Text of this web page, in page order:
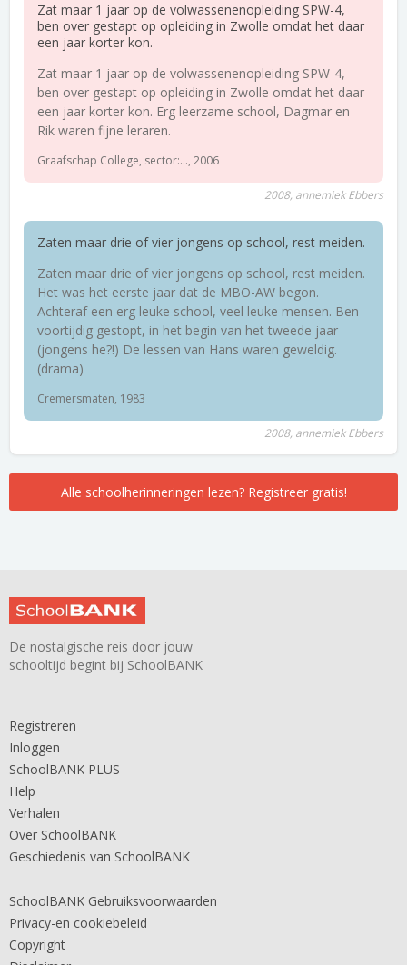
Zat maar 1 jaar op de volwassenenopleiding SPW-4,
ben over gestapt op opleiding in Zwolle omdat het daar
een jaar korter kon.
Zat maar 1 jaar op de volwassenenopleiding SPW-4,
ben over gestapt op opleiding in Zwolle omdat het daar
een jaar korter kon. Erg leerzame school, Dagmar en
Rik waren fijne leraren.
Graafschap College, sector:..., 2006
2008, annemiek Ebbers
Zaten maar drie of vier jongens op school, rest meiden.
Zaten maar drie of vier jongens op school, rest meiden.
Het was het eerste jaar dat de MBO-AW begon.
Achteraf een erg leuke school, veel leuke mensen. Ben
voortijdig gestopt, in het begin van het tweede jaar
(jongens he?!) De lessen van Hans waren geweldig.
(drama)
Cremersmaten, 1983
2008, annemiek Ebbers
Alle schoolherinneringen lezen? Registreer gratis!
De nostalgische reis door jouw
schooltijd begint bij SchoolBANK
Registreren
Inloggen
SchoolBANK PLUS
Help
Verhalen
Over SchoolBANK
Geschiedenis van SchoolBANK
SchoolBANK Gebruiksvoorwaarden
Privacy-en cookiebeleid
Copyright